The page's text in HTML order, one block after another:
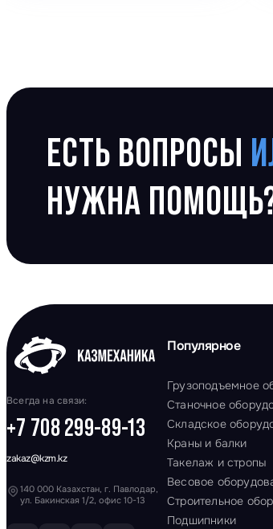
ЕСТЬ ВОПРОСЫ
НУЖНА
Всегда на связи:
+7 708 299-89-13
zakaz@kzm.kz
140 000 Казахстан, г. Павлодар,
ул. Бакинская 1/2, офис 10-13
Популярное
Грузоподъемное
Станочное
Складское
Краны и балки
Такелаж и стропы
Весовое
Строительное
Подшипники